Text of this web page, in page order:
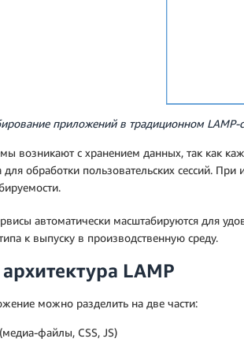
приложений в традиционном LAMP-
возникают с хранением данных, так как
обработки пользовательских сессий.
автоматически масштабируются для
к выпуску в производственную среду.
LAMP
можно разделить на две части:
файлы, CSS, JS)